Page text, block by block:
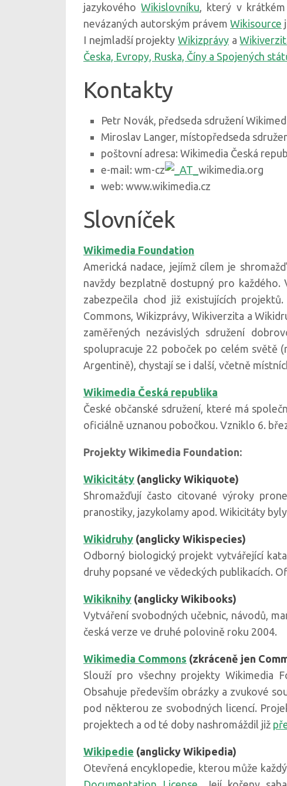
jazykovéhoWikislovníku , který v
nevázaných autorským právem Wikisource
I nejmladší projektyWikizprávy a
Česka, Evropy, Ruska, Číny a Spojených
Kontakty
Petr Novák, předseda sdružení
Miroslav Langer, místopředseda
poštovní adresa: Wikimedia Česká
e-mail: wm-cz
wikimedia.org
web: www.wikimedia.cz
Slovníček
Wikimedia Foundation
Americká nadace, jejímž cílem je
navždy bezplatně dostupný pro každého.
zabezpečila chod již existujících
Commons, Wikizprávy, Wikiverzita a
zaměřených nezávislých sdružení
spolupracuje 22 poboček po celém světě
Argentině), chystají se i další, včetně
Wikimedia Česká republika
České občanské sdružení, které má
oficiálně uznanou pobočkou. Vzniklo 6.
Projekty Wikimedia Foundation:
Wikicitáty (anglicky Wikiquote)
Shromažďují často citované výroky
pranostiky, jazykolamy apod. Wikicitáty
Wikidruhy (anglicky Wikispecies)
Odborný biologický projekt vytvářející
druhy popsané ve vědeckých publikacích.
Wikiknihy (anglicky Wikibooks)
Vytváření svobodných učebnic, návodů,
česká verze ve druhé polovině roku 2004.
Wikimedia Commons (zkráceně jen
Slouží pro všechny projekty Wikimedia
Obsahuje především obrázky a zvukové
pod některou ze svobodných licencí.
projektech a od té doby nashromáždil již
Wikipedie (anglicky Wikipedia)
Otevřená encyklopedie, kterou může